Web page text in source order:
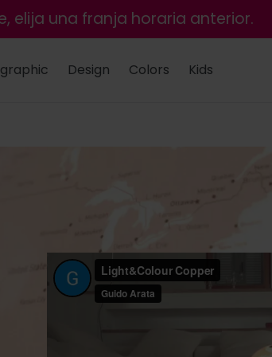
elija una franja horaria anterior.
Design Colors Kids